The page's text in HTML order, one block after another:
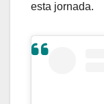
esta jornada.